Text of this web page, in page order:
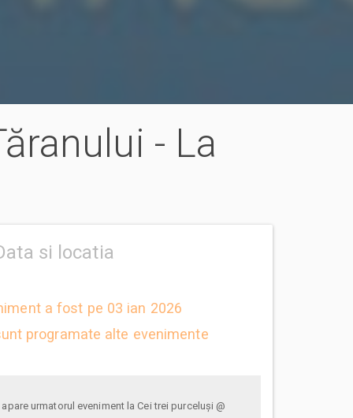
- La
si locatia
a fost pe 03 ian 2026
programate alte evenimente